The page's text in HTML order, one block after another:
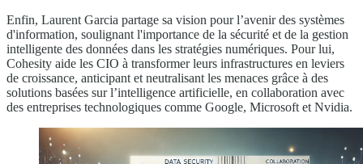
Enfin, Laurent Garcia partage sa vision pour l’avenir des systèmes
d'information, soulignant l'importance de la sécurité et de la gestion
intelligente des données dans les stratégies numériques. Pour lui,
Cohesity aide les CIO à transformer leurs infrastructures en leviers
de croissance, anticipant et neutralisant les menaces grâce à des
solutions basées sur l’intelligence artificielle, en collaboration avec
des entreprises technologiques comme Google, Microsoft et Nvidia.